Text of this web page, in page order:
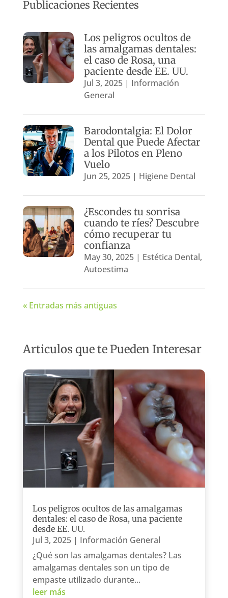
Publicaciones Recientes
Los peligros ocultos de
las amalgamas dentales:
el caso de Rosa, una
paciente desde EE. UU.
Jul 3, 2025| Información
General
Barodontalgia: El Dolor
Dental que Puede Afectar
a los Pilotos en Pleno
Vuelo
Jun 25, 2025| Higiene Dental
¿Escondes tu sonrisa
cuando te ríes? Descubre
cómo recuperar tu
confianza
May 30, 2025| Estética Dental,
Autoestima
« Entradas más antiguas
Articulos que te Pueden Interesar
Los peligros ocultos de las amalgamas
dentales: el caso de Rosa, una paciente
desde EE. UU.
Jul 3, 2025| Información General
¿Qué son las amalgamas dentales? Las
amalgamas dentales son un tipo de
empaste utilizado durante...
leer más